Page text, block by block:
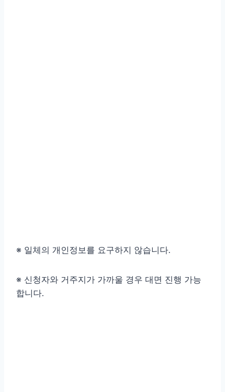
※ 일체의 개인정보를 요구하지 않습니다.
※ 신청자와 거주지가 가까울 경우 대면 진행 가능
합니다.